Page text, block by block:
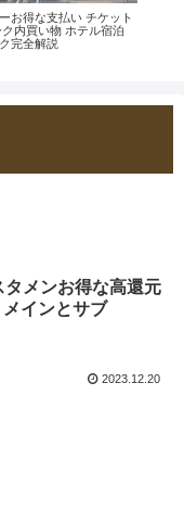
お得な支払い チケット
内買い物 ホテル宿泊
完全解説
メンお得な高還元
インとサブ
2023.12.20